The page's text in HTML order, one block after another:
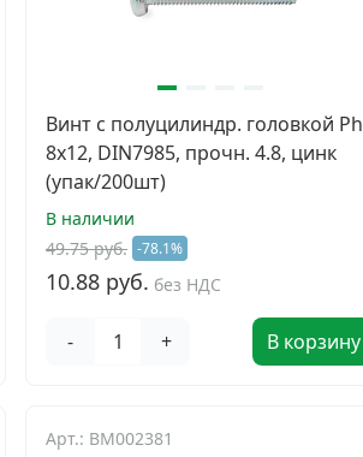
Винт с полуцилиндр. головкой Ph
8х12, DIN7985, прочн. 4.8, цинк
(упак/200шт)
В наличии
49.75 руб. -78.1%
10.88 руб. без НДС
- + В корзину
Арт.: BM002381